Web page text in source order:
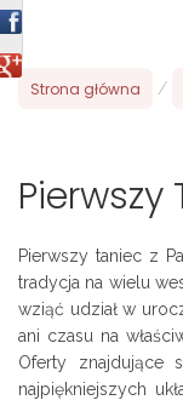
Strona główna /
Pierwszy
Pierwszy taniec z
tradycja na wielu
wziąć udział w
ani czasu na
Oferty znajdujące
najpiękniejszych